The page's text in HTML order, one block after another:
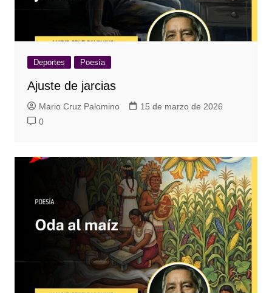
Deportes Poesía
Ajuste de jarcias
Mario Cruz Palomino
15 de marzo de 2026
0